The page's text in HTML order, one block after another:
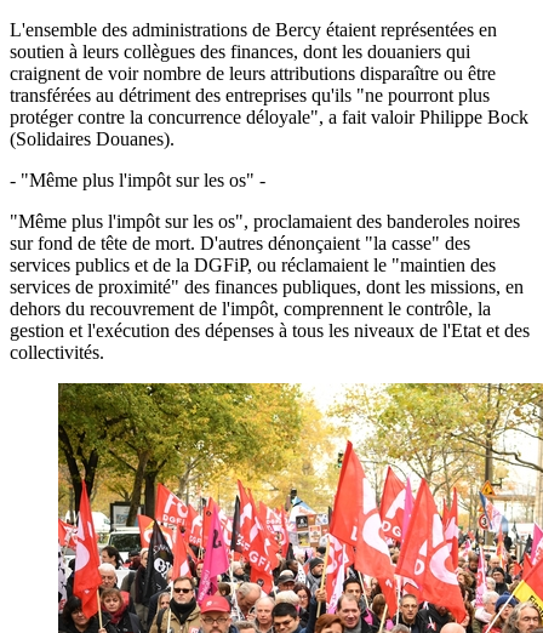
L'ensemble des administrations de Bercy étaient représentées en
soutien à leurs collègues des finances, dont les douaniers qui
craignent de voir nombre de leurs attributions disparaître ou être
transférées au détriment des entreprises qu'ils "ne pourront plus
protéger contre la concurrence déloyale", a fait valoir Philippe Bock
(Solidaires Douanes).
- "Même plus l'impôt sur les os" -
"Même plus l'impôt sur les os", proclamaient des banderoles noires
sur fond de tête de mort. D'autres dénonçaient "la casse" des
services publics et de la DGFiP, ou réclamaient le "maintien des
services de proximité" des finances publiques, dont les missions, en
dehors du recouvrement de l'impôt, comprennent le contrôle, la
gestion et l'exécution des dépenses à tous les niveaux de l'Etat et des
collectivités.